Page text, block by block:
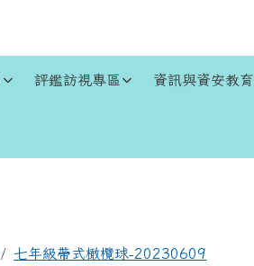
評鑑訪視專區 資訊與資安教育
七年級帶式橄欖球-20230609